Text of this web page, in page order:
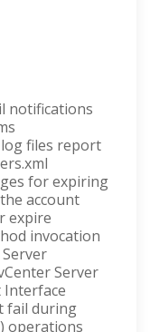
notifications
files report
for expiring
account
expire
invocation
Server
Interface
fail during
operations